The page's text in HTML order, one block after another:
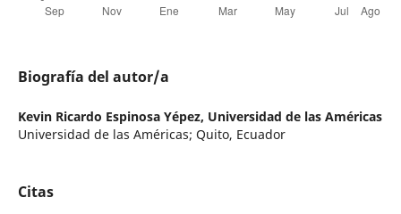
Biografía del autor/a
Kevin Ricardo Espinosa Yépez, Universidad de las Américas
Universidad de las Américas; Quito, Ecuador
Citas